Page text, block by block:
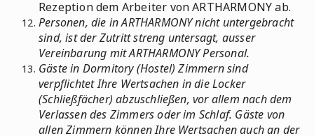
Rezeption dem Arbeiter von ARTHARMONY ab.
Personen, die in ARTHARMONY nicht untergebracht
sind, ist der Zutritt streng untersagt, ausser
Vereinbarung mit ARTHARMONY Personal.
Gäste in Dormitory (Hostel) Zimmern sind
verpflichtet Ihre Wertsachen in die Locker
(Schließfächer) abzuschließen, vor allem nach dem
Verlassen des Zimmers oder im Schlaf. Gäste von
allen Zimmern können Ihre Wertsachen auch an der